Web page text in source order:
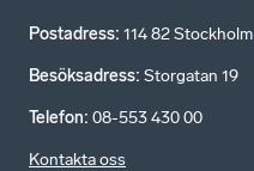
Postadress: 114 82 Stockholm
Besöksadress: Storgatan 19
Telefon: 08-553 430 00
Kontakta oss